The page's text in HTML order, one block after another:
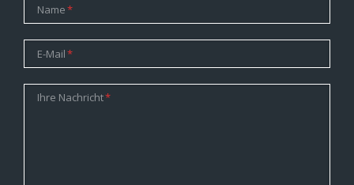
Pflichtfeld
Name*
Pflichtfeld
E-Mail*
Pflichtfeld
Ihre Nachricht*